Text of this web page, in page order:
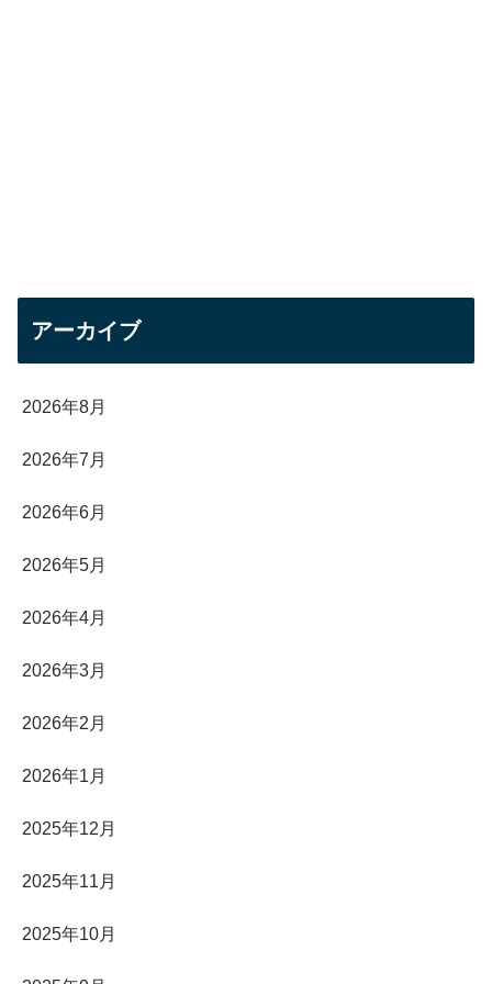
アーカイブ
2026年8月
2026年7月
2026年6月
2026年5月
2026年4月
2026年3月
2026年2月
2026年1月
2025年12月
2025年11月
2025年10月